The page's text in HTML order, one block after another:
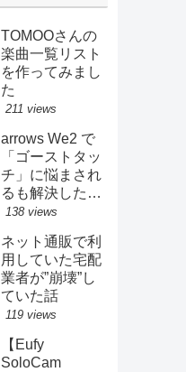
TOMOOさんの
楽曲一覧リスト
を作ってみまし
た
211 views
arrows We2 で
「ゴーストタッ
チ」に悩まされ
るも解決した方
法とは？
138 views
ネット通販で利
用していた宅配
業者が”崩壊”し
ていた話
119 views
【Eufy
SoloCam